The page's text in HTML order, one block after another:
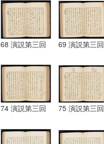
68 演説第三回 69 演説第三回
74 演説第三回 75 演説第三回